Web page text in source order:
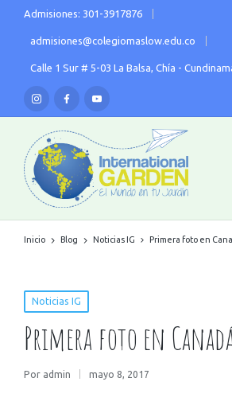
Admisiones: 301-3917876
admisiones@colegiomaslow.edu.co
Calle 1 Sur # 5-03 La Balsa, Chía -
Inicio Blog Noticias IG Primera foto en
Noticias IG
Primera foto en
Por admin mayo 8, 2017